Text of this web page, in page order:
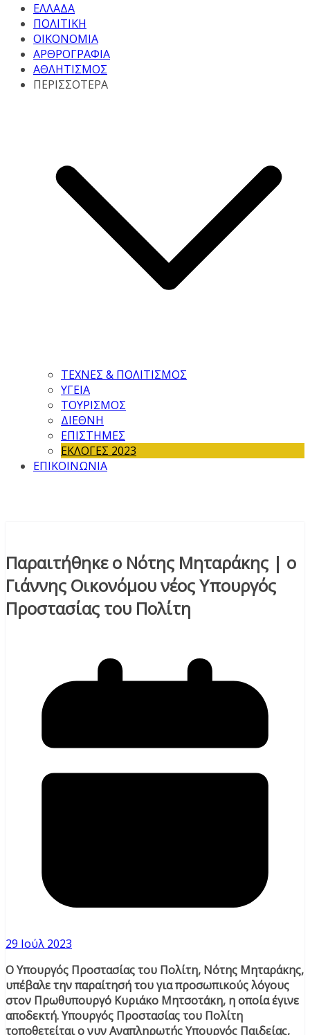
ΕΛΛΑΔΑ
ΠΟΛΙΤΙΚΗ
ΟΙΚΟΝΟΜΙΑ
ΑΡΘΡΟΓΡΑΦΙΑ
ΑΘΛΗΤΙΣΜΟΣ
ΠΕΡΙΣΣΟΤΕΡΑ
ΤΕΧΝΕΣ & ΠΟΛΙΤΙΣΜΟΣ
ΥΓΕΙΑ
ΤΟΥΡΙΣΜΟΣ
ΔΙΕΘΝΗ
ΕΠΙΣΤΗΜΕΣ
ΕΚΛΟΓΕΣ 2023
ΕΠΙΚΟΙΝΩΝΙΑ
Παραιτήθηκε ο Νότης Μηταράκης | ο
Γιάννης Οικονόμου νέος Υπουργός
Προστασίας του Πολίτη
29 Ιούλ 2023
Ο Υπουργός Προστασίας του Πολίτη, Νότης Μηταράκης,
υπέβαλε την παραίτησή του για προσωπικούς λόγους
στον Πρωθυπουργό Κυριάκο Μητσοτάκη, η οποία έγινε
αποδεκτή. Υπουργός Προστασίας του Πολίτη
τοποθετείται ο νυν Αναπληρωτής Υπουργός Παιδείας,